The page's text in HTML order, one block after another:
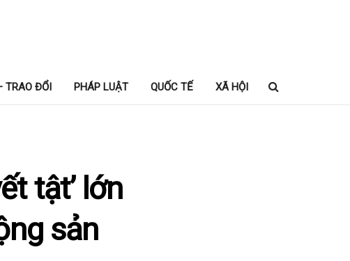
TRAO ĐỔI PHÁP LUẬT QUỐC TẾ XÃ HỘI
tật’ lớn
sản